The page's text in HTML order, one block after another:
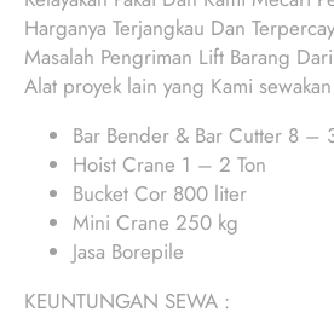
Harganya Terjangkau Dan
Masalah Pengriman Lift Barang
Alat proyek lain yang Kami
Bar Bender & Bar Cutter 8 –
Hoist Crane 1 – 2 Ton
Bucket Cor 800 liter
Mini Crane 250 kg
Jasa Borepile
KEUNTUNGAN SEWA :